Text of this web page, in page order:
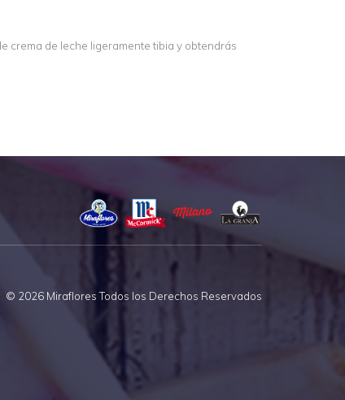
crema de leche ligeramente tibia y obtendrás
© 2026 Miraflores Todos los Derechos Reservados